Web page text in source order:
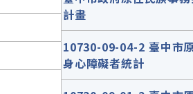
計畫
10730-09-04-2 臺中市
身心障礙者統計